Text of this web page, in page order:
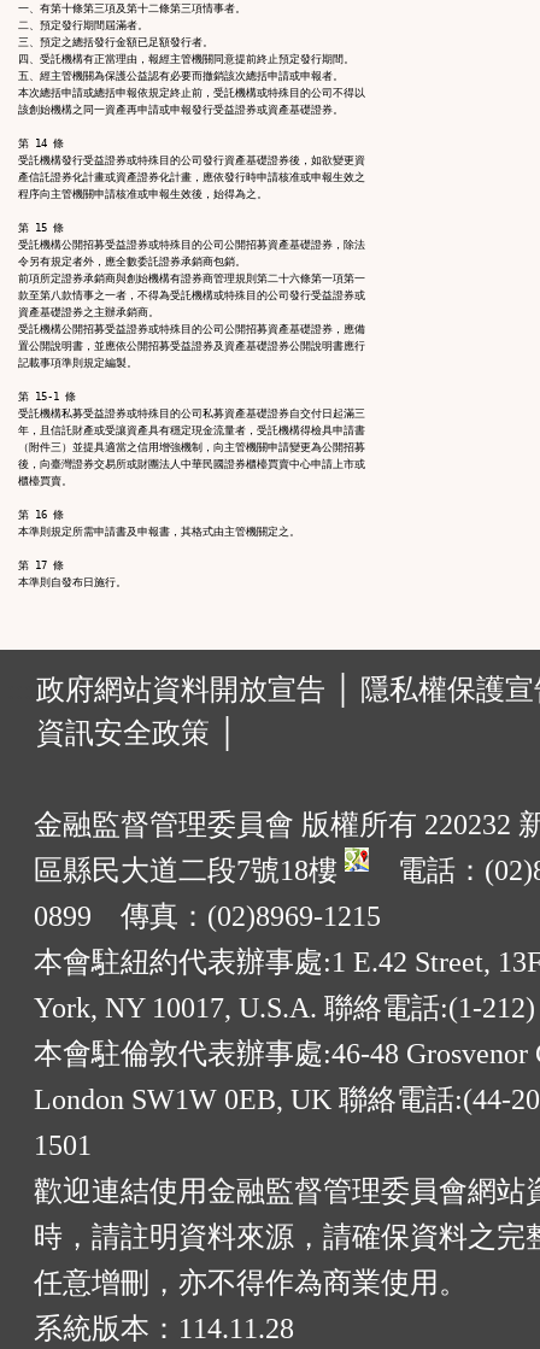
一、有第十條第三項及第十二條第三項情事者。
二、預定發行期間屆滿者。
三、預定之總括發行金額已足額發行者。
四、受託機構有正當理由，報經主管機關同意提前終止預定發行期間。
五、經主管機關為保護公益認有必要而撤銷該次總括申請或申報者。
本次總括申請或總括申報依規定終止前，受託機構或特殊目的公司不得以
該創始機構之同一資產再申請或申報發行受益證券或資產基礎證券。
第 14 條
受託機構發行受益證券或特殊目的公司發行資產基礎證券後，如欲變更資
產信託證券化計畫或資產證券化計畫，應依發行時申請核准或申報生效之
程序向主管機關申請核准或申報生效後，始得為之。
第 15 條
受託機構公開招募受益證券或特殊目的公司公開招募資產基礎證券，除法
令另有規定者外，應全數委託證券承銷商包銷。
前項所定證券承銷商與創始機構有證券商管理規則第二十六條第一項第一
款至第八款情事之一者，不得為受託機構或特殊目的公司發行受益證券或
資產基礎證券之主辦承銷商。
受託機構公開招募受益證券或特殊目的公司公開招募資產基礎證券，應備
置公開說明書，並應依公開招募受益證券及資產基礎證券公開說明書應行
記載事項準則規定編製。
第 15-1 條
受託機構私募受益證券或特殊目的公司私募資產基礎證券自交付日起滿三
年，且信託財產或受讓資產具有穩定現金流量者，受託機構得檢具申請書
（附件三）並提具適當之信用增強機制，向主管機關申請變更為公開招募
後，向臺灣證券交易所或財團法人中華民國證券櫃檯買賣中心申請上市或
櫃檯買賣。
第 16 條
本準則規定所需申請書及申報書，其格式由主管機關定之。
第 17 條
政府網站資料開放宣告 │
隱私權保護
資訊安全政策 │
金融監督管理委員會 版權所有 220232
區縣民大道二段7號18樓
電話：
0899 傳真：(02)8969-1215
本會駐紐約代表辦事處:1 E.42 Street,
York, NY 10017, U.S.A. 聯絡電話:(1-212)
本會駐倫敦代表辦事處:46-48 Grosvenor
London SW1W 0EB, UK 聯絡電話:(44-
1501
歡迎連結使用金融監督管理委員會網站
時，請註明資料來源，請確保資料之完
任意增刪，亦不得作為商業使用。
系統版本： 114.11.28